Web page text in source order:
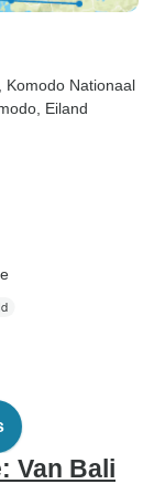
, Komodo Nationaal
, Eiland
Van Bali